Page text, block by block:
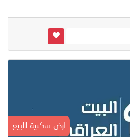
ارض سكنية للبيع